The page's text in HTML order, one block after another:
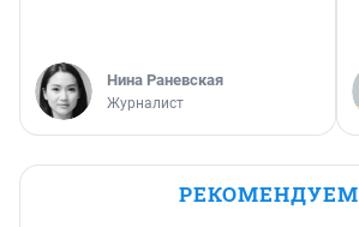
Нина Раневская
Журналист
РЕКОМЕНДУЕМ